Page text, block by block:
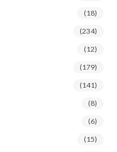
(18)
(234)
(12)
(179)
(141)
(8)
(6)
(15)